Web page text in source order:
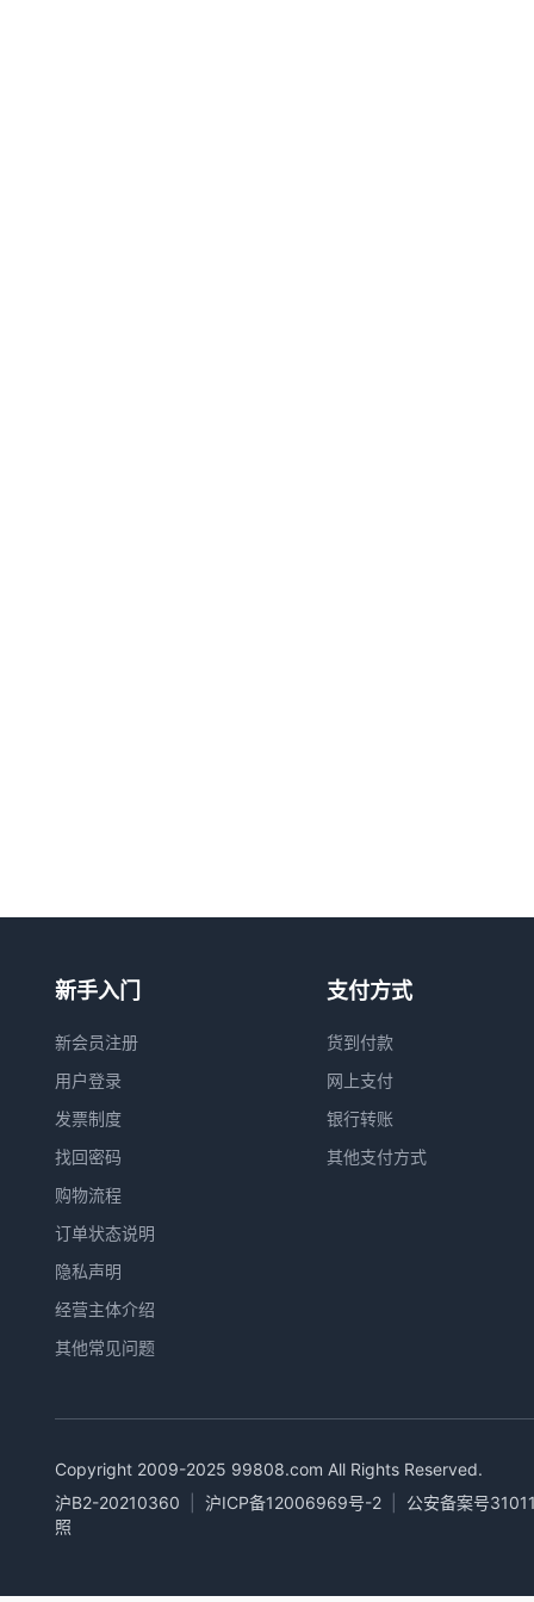
新手入门
新会员注册
用户登录
发票制度
找回密码
购物流程
订单状态说明
隐私声明
经营主体介绍
其他常见问题
支付方式
货到付款
网上支付
银行转账
其他支付方式
Copyright 2009-2025 99808.com All Rights Reserved.
沪B2-20210360
沪ICP备12006969号-2
公安备案号
照